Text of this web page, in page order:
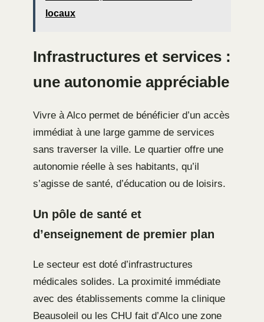
locaux
Infrastructures et services :
une autonomie appréciable
Vivre à Alco permet de bénéficier d’un accès
immédiat à une large gamme de services
sans traverser la ville. Le quartier offre une
autonomie réelle à ses habitants, qu’il
s’agisse de santé, d’éducation ou de loisirs.
Un pôle de santé et
d’enseignement de premier plan
Le secteur est doté d’infrastructures
médicales solides. La proximité immédiate
avec des établissements comme la clinique
Beausoleil ou les CHU fait d’Alco une zone